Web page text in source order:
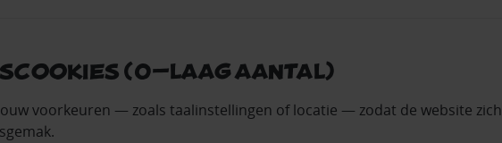
(0–laag aantal)
voorkeuren — zoals taalinstellingen of locatie — zodat de website zich